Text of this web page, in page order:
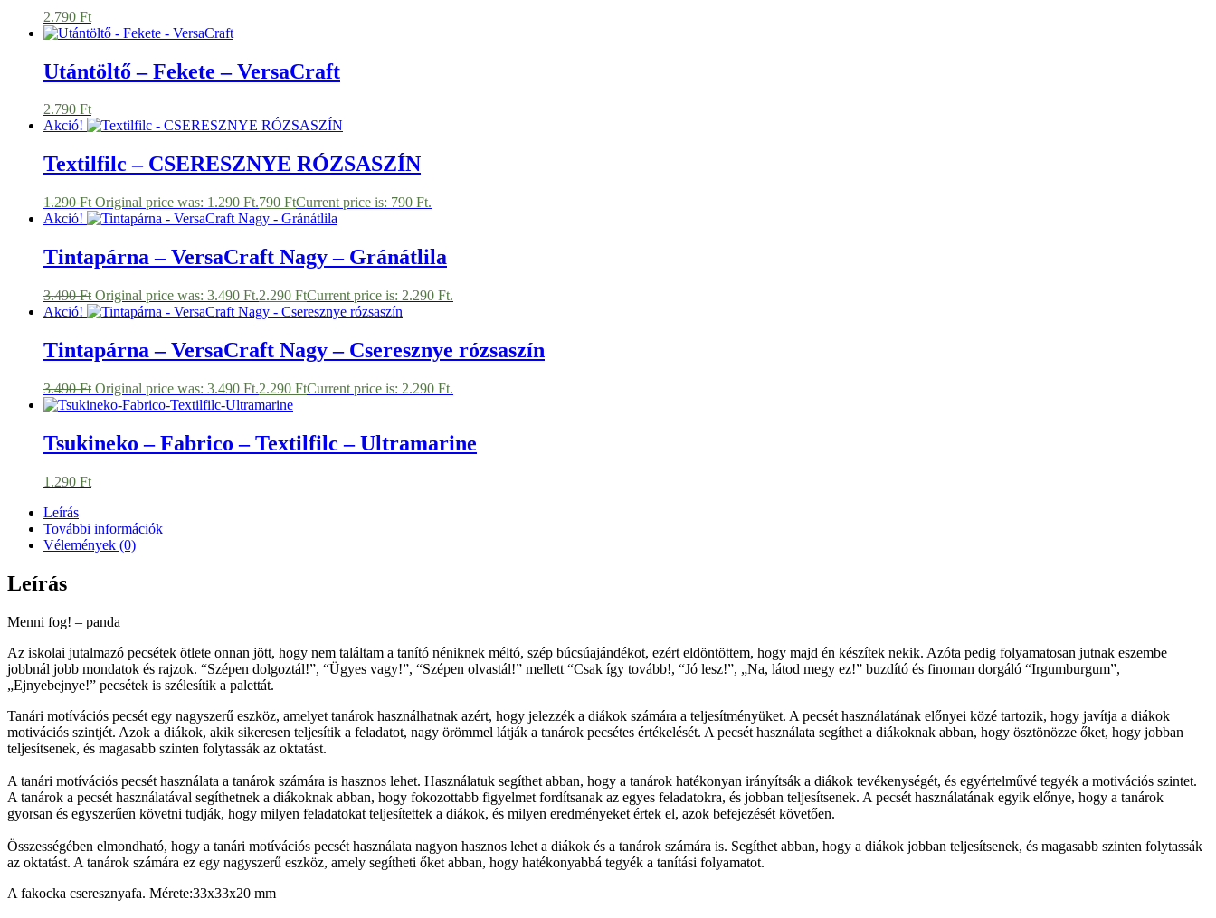
2.790 Ft
Utántöltő – Fekete – VersaCraft
2.790 Ft
Akció!
Textilfilc – CSERESZNYE RÓZSASZÍN
1.290Ft Original price was: 1.290 Ft.790 FtCurrent price is: 790 Ft.
Akció!
Tintapárna – VersaCraft Nagy – Gránátlila
3.490Ft Original price was: 3.490 Ft.2.290 FtCurrent price is: 2.290 Ft.
Akció!
Tintapárna – VersaCraft Nagy – Cseresznye rózsaszín
3.490Ft Original price was: 3.490 Ft.2.290 FtCurrent price is: 2.290 Ft.
Tsukineko – Fabrico – Textilfilc – Ultramarine
1.290 Ft
Leírás
További információk
Vélemények (0)
Leírás
Menni fog! – panda
Az iskolai jutalmazó pecsétek ötlete onnan jött, hogy nem találtam a tanító néniknek méltó, szép búcsúajándékot, ezért eldöntöttem, hogy majd én készítek nekik. Azóta pedig folyamatosan jutnak eszembe
jobbnál jobb mondatok és rajzok. “Szépen dolgoztál!”, “Ügyes vagy!”, “Szépen olvastál!” mellett “Csak így tovább!, “Jó lesz!”, „Na, látod megy ez!” buzdító és finoman dorgáló “Irgumburgum”,
„Ejnyebejnye!” pecsétek is szélesítik a palettát.
Tanári motívációs pecsét egy nagyszerű eszköz, amelyet tanárok használhatnak azért, hogy jelezzék a diákok számára a teljesítményüket. A pecsét használatának előnyei közé tartozik, hogy javítja a diákok
motivációs szintjét. Azok a diákok, akik sikeresen teljesítik a feladatot, nagy örömmel látják a tanárok pecsétes értékelését. A pecsét használata segíthet a diákoknak abban, hogy ösztönözze őket, hogy jobban
teljesítsenek, és magasabb szinten folytassák az oktatást.
A tanári motívációs pecsét használata a tanárok számára is hasznos lehet. Használatuk segíthet abban, hogy a tanárok hatékonyan irányítsák a diákok tevékenységét, és egyértelművé tegyék a motivációs szintet.
A tanárok a pecsét használatával segíthetnek a diákoknak abban, hogy fokozottabb figyelmet fordítsanak az egyes feladatokra, és jobban teljesítsenek. A pecsét használatának egyik előnye, hogy a tanárok
gyorsan és egyszerűen követni tudják, hogy milyen feladatokat teljesítettek a diákok, és milyen eredményeket értek el, azok befejezését követően.
Összességében elmondható, hogy a tanári motívációs pecsét használata nagyon hasznos lehet a diákok és a tanárok számára is. Segíthet abban, hogy a diákok jobban teljesítsenek, és magasabb szinten folytassák
az oktatást. A tanárok számára ez egy nagyszerű eszköz, amely segítheti őket abban, hogy hatékonyabbá tegyék a tanítási folyamatot.
A fakocka cseresznyafa. Mérete:33x33x20 mm